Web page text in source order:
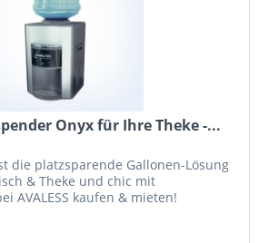
Onyx für Ihre Theke -...
die platzsparende Gallonen-Lösung
& Theke und chic mit
AVALESS kaufen & mieten!